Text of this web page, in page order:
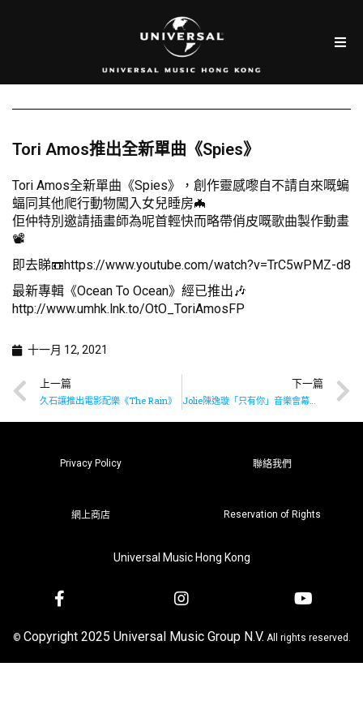
Tori Amos推出全新單曲《Spies》
Tori Amos全新單曲《Spies》，創作靈感嚟自不請自來嘅蝙
蝠同其他爬行動物闖入女兒睡房🦇
佢仲特別邀請插畫師為呢首輕快而略帶俏皮嘅歌曲製作動畫
📽️
即去睇📼https://www.youtube.com/watch?v=TrC5wPMZ-d8
最新專輯《Ocean To Ocean》經已推出🎶
http://www.umhk.lnk.to/OtO_ToriAmosFP
十一月 12, 2021
上一篇
久石讓推出電影配樂《The Rain》
下一篇
Jolie陳逸璇「只有你」音樂會幕後花絮
Privacy Policy 聯絡我們
網上商店 Reservation of Rights
Universal Music Hong Kong
© Copyright 2025 Universal Music Group N.V. All rights reserved.